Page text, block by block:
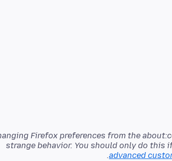
Firefox preferences from the
strange behavior. You should only do this
advanced